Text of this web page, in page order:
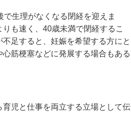
生理がなくなる閉経を迎えま
も速く、40歳未満で閉経するこ
足すると、妊娠を希望する方にと
筋梗塞などに発展する場合もある
児と仕事を両立する立場として伝